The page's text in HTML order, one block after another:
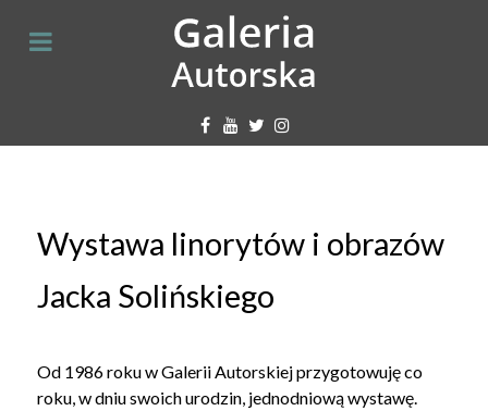
Wystawa linorytów i obrazów
Jacka Solińskiego
Od 1986 roku w Galerii Autorskiej przygotowuję co
roku, w dniu swoich urodzin, jednodniową wystawę.